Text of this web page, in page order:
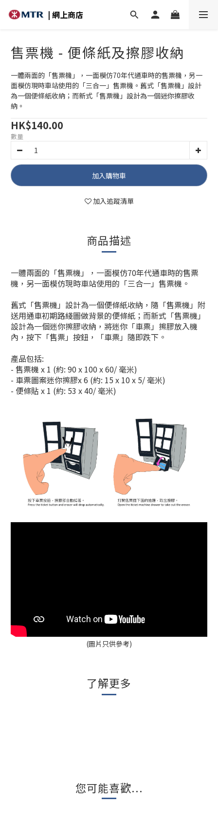
| 網上商店
售票機 - 便條紙及擦膠收納
一體兩面的「售票機」，一面模仿70年代通車時的售票機，另一
面模仿現時車站使用的「三合一」售票機。舊式「售票機」設計
為一個便條紙收納；而新式「售票機」設計為一個迷你擦膠收
納。
HK$140.00
數量
加入購物車
加入追蹤清單
商品描述
一體兩面的「售票機」，一面模仿70年代通車時的售票
機，另一面模仿現時車站使用的「三合一」售票機。
舊式「售票機」設計為一個便條紙收納，隨「售票機」附
送用通車初期路綫圖做背景的便條紙；而新式「售票機」
設計為一個迷你擦膠收納，將迷你「車票」擦膠放入機
內，按下「售票」按鈕，「車票」隨即跌下。
產品包括:
- 售票機 x 1 (約: 90 x 100 x 60/ 毫米)
- 車票圖案迷你擦膠x 6 (約: 15 x 10 x 5/ 毫米)
- 便條貼 x 1 (約: 53 x 40/ 毫米)
(圖片只供參考)
了解更多
您可能喜歡...